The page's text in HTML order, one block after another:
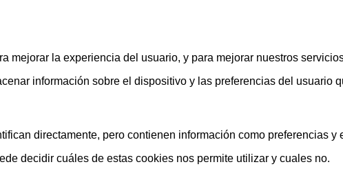
mejorar la experiencia del usuario, y para mejorar nuestros
información sobre el dispositivo y las preferencias del usuario
directamente, pero contienen información como preferencias y
decidir cuáles de estas cookies nos permite utilizar y cuales no.